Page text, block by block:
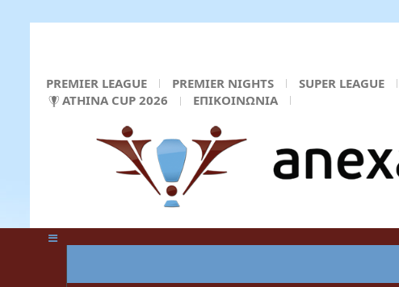
PREMIER LEAGUE PREMIER NIGHTS SUPER LEAGUE
ATHINA CUP 2026
ΕΠΙΚΟΙΝΩΝΙΑ